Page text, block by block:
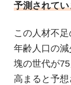
予測されて
この人材不
年齢人口の
塊の世代が
高まると予想